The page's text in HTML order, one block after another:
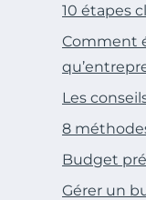
10 étapes
Comment
Les
8
Budget
Gérer un